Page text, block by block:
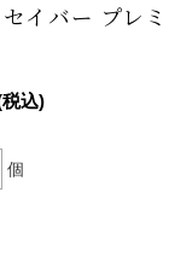
バー プレミ
込)
個